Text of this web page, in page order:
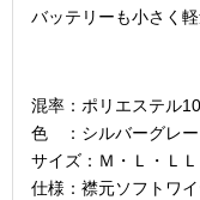
バッテリーも小さく
混率：ポリエステル
色 ：シルバーグレー
サイズ：Ｍ・Ｌ・ＬＬ
仕様：襟元ソフトワ